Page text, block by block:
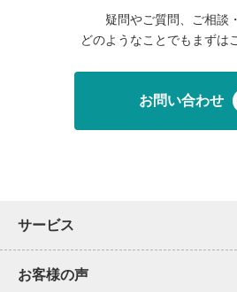
疑問やご質問、ご相談
どのようなことでもまずは
お問い合わせ
サービス
お客様の声